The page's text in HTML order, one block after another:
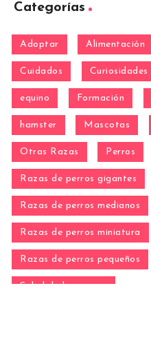
Categorías
Adoptar Alimentación
Cuidados Curiosidades
equino Formación
hamster Mascotas
Otras Razas Perros
Razas de perros gigantes
Razas de perros medianos
Razas de perros miniatura
Razas de perros pequeños
Salud de los perros